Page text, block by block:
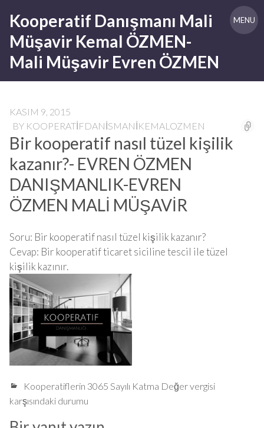
content
Kooperatif Danışmanı Mali
Müşavir Kemal ÖZMEN-
Mali Müşavir Evren ÖZMEN
MENU
KASIM 9, 2015
BY KOOPERATIFDANISMANIKEMALOZMEN
Bir kooperatif nasıl tüzel kişilik
kazanır?- EVREN ÖZMEN
DANIŞMANLIK-EVREN
ÖZMEN MALİ MÜŞAVİR
Soru: Bir kooperatif nasıl tüzel kişilik kazanır?
Cevap: Bir kooperatif ticaret siciline tescil ile tüzel
kişilik kazınır.
Kooperatiflerin 3065 Sayılı Katma Değer vergisi
karşısındaki durumu